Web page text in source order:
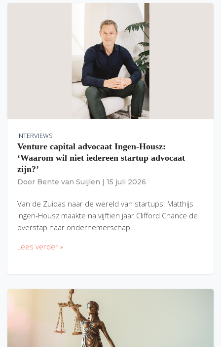
INTERVIEWS
Venture capital advocaat Ingen-Housz:
‘Waarom wil niet iedereen startup advocaat
zijn?’
Door Bente van Suijlen 15 juli 2026
Van de Zuidas naar de wereld van startups: Matthijs
Ingen-Housz maakte na vijftien jaar Clifford Chance de
overstap naar ondernemerschap…
Lees verder »